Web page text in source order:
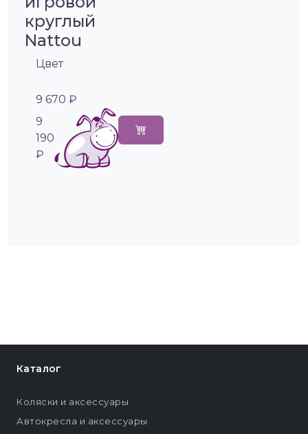
круглый
Nattou
Цвет
9 670 ₽
9
190
₽
Каталог
Коляски и аксессуары
Автокресла и аксессуары